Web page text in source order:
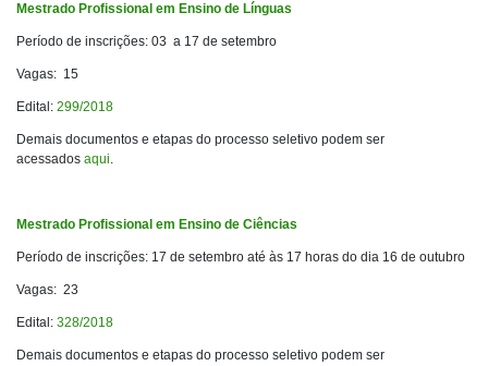
Mestrado Profissional em Ensino de Línguas
Período de inscrições: 03 a 17 de setembro
Vagas: 15
Edital: 299/2018
Demais documentos e etapas do processo seletivo podem ser
acessados aqui.
Mestrado Profissional em Ensino de Ciências
Período de inscrições: 17 de setembro até às 17 horas do dia 16 de outubro
Vagas: 23
Edital: 328/2018
Demais documentos e etapas do processo seletivo podem ser